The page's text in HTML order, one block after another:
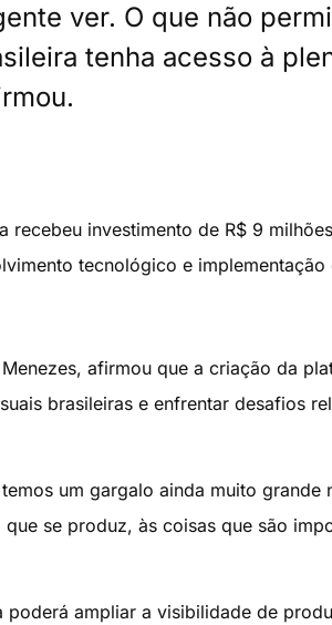
ver. O que não
tenha acesso à
recebeu investimento de R$ 9
tecnológico e
afirmou que a criação da
brasileiras e enfrentar desafios
um gargalo ainda muito
se produz, às coisas que são
ampliar a visibilidade de